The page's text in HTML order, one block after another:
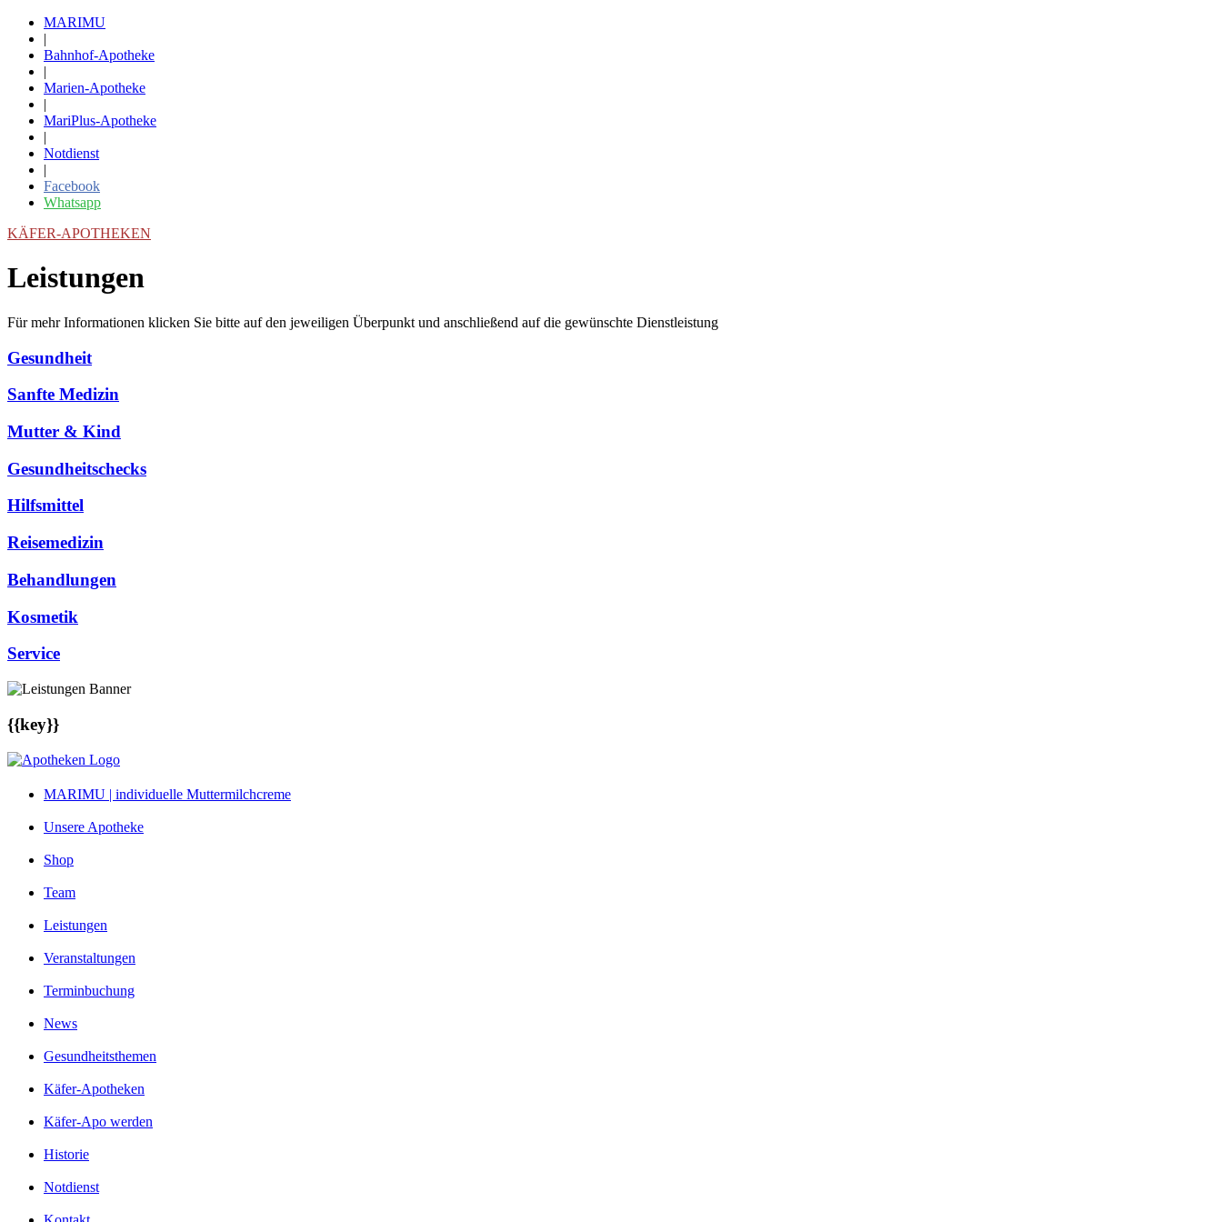
MARIMU
|
Bahnhof-Apotheke
|
Marien-Apotheke
|
MariPlus-Apotheke
|
Notdienst
|
Facebook
Whatsapp
KÄFER-APOTHEKEN
Leistungen
Für mehr Informationen klicken Sie bitte auf den jeweiligen Überpunkt und anschließend auf die gewünschte Dienstleistung
Gesundheit
Sanfte Medizin
Mutter & Kind
Gesundheitschecks
Hilfsmittel
Reisemedizin
Behandlungen
Kosmetik
Service
{{key}}
MARIMU | individuelle Muttermilchcreme
Unsere Apotheke
Shop
Team
Leistungen
Veranstaltungen
Terminbuchung
News
Gesundheitsthemen
Käfer-Apotheken
Käfer-Apo werden
Historie
Notdienst